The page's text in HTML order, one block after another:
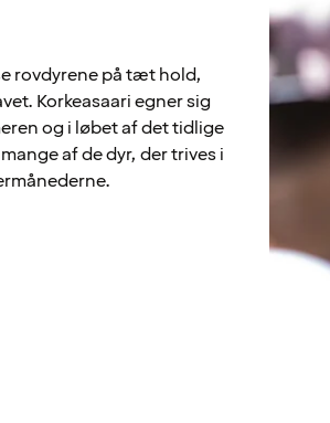
rovdyrene på tæt hold,
Korkeasaari egner sig
og i løbet af det tidlige
af de dyr, der trives i